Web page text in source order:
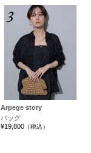
3
Arpege story
バッグ
¥19,800 （税込）